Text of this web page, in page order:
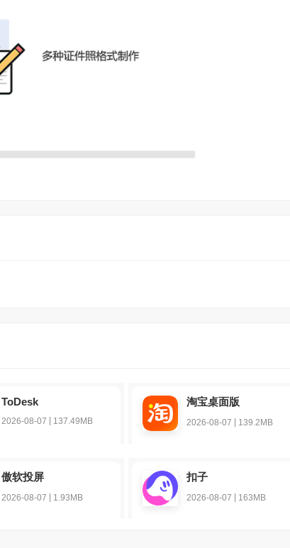
ToDesk
2026-08-07 | 137.49MB
淘宝桌面版
2026-08-07 | 139.2MB
傲软投屏
2026-08-07 | 1.93MB
扣子
2026-08-07 | 163MB